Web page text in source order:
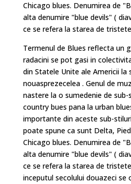
Chicago blues. Denumirea de
alta denumire "blue devils" (
ce se refera la starea de
Termenul de Blues reflecta un
radacini se pot gasi in
din Statele Unite ale Americii la
nouasprezecelea . Genul de
nastere la o sumedenie de sub-
country bues pana la urban
importante din aceste sub-
poate spune ca sunt Delta,
Chicago blues. Denumirea de
alta denumire "blue devils" (
ce se refera la starea de
inceputul secolului douazeci se